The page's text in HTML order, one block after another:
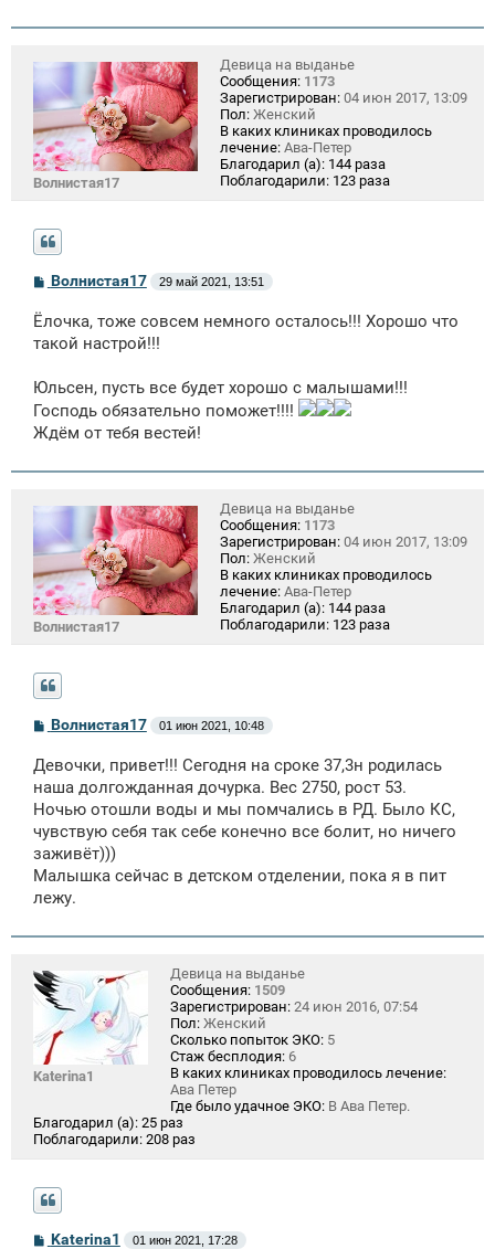
Волнистая17
Девица на выданье
Сообщения: 1173
Зарегистрирован: 04 июн 2017, 13:09
Пол: Женский
В каких клиниках проводилось
лечение: Ава-Петер
Благодарил (а): 144 раза
Поблагодарили: 123 раза
С
о
б
щ
и
Волнистая17 29 май 2021, 13:51
Ёлочка, тоже совсем немного осталось!!! Хорошо что
такой настрой!!!
Юльсен, пусть все будет хорошо с малышами!!!
Господь обязательно поможет!!!!
Ждём от тебя вестей!
Волнистая17
Девица на выданье
Сообщения: 1173
Зарегистрирован: 04 июн 2017, 13:09
Пол: Женский
В каких клиниках проводилось
лечение: Ава-Петер
Благодарил (а): 144 раза
Поблагодарили: 123 раза
С
о
б
щ
н
и
Волнистая17 01 июн 2021, 10:48
Девочки, привет!!! Сегодня на сроке 37,3н родилась
наша долгожданная дочурка. Вес 2750, рост 53.
Ночью отошли воды и мы помчались в РД. Было КС,
чувствую себя так себе конечно все болит, но ничего
заживёт)))
Малышка сейчас в детском отделении, пока я в пит
лежу.
Katerina1
Девица на выданье
Сообщения: 1509
Зарегистрирован: 24 июн 2016, 07:54
Пол: Женский
Сколько попыток ЭКО: 5
Стаж бесплодия: 6
В каких клиниках проводилось лечение:
Ава Петер
Где было удачное ЭКО: В Ава Петер.
Благодарил (а): 25 раз
Поблагодарили: 208 раз
СKaterina1 01 июн 2021, 17:28